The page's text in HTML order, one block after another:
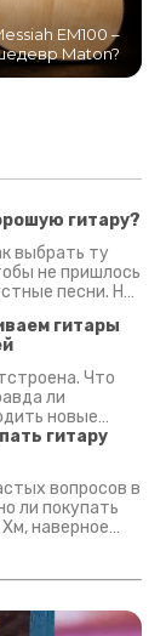
EM100 –
Maton?
гитару?
выбрать ту
не пришлось
песни. На
гитары
Что
ли
новые
- да.
:)
гитару
вопросов в
ли покупать
что -